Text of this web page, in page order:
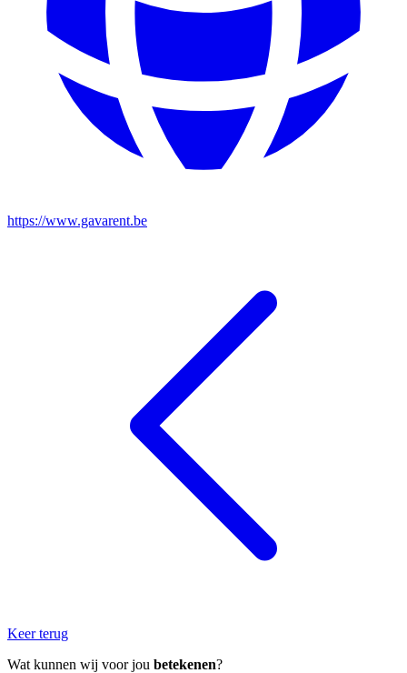
https://www.gavarent.be
Keer terug
Wat kunnen wij voor jou betekenen?